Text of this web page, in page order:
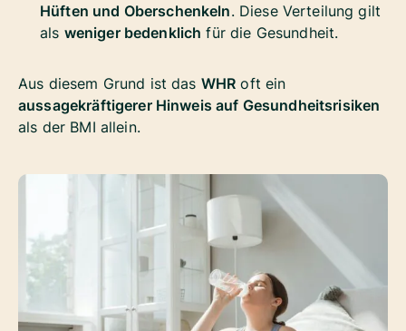
Hüften und Oberschenkeln. Diese Verteilung gilt
als weniger bedenklich für die Gesundheit.
Aus diesem Grund ist das WHR oft ein
aussagekräftigerer Hinweis auf Gesundheitsrisiken
als der BMI allein.